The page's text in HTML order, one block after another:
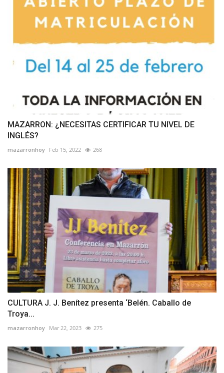
MAZARRON: ¿NECESITAS CERTIFICAR TU NIVEL DE
INGLÉS?
mazarronhoy Feb 15, 2022 268
CULTURA J. J. Benítez presenta ‘Belén. Caballo de
Troya...
mazarronhoy Mar 22, 2023 275